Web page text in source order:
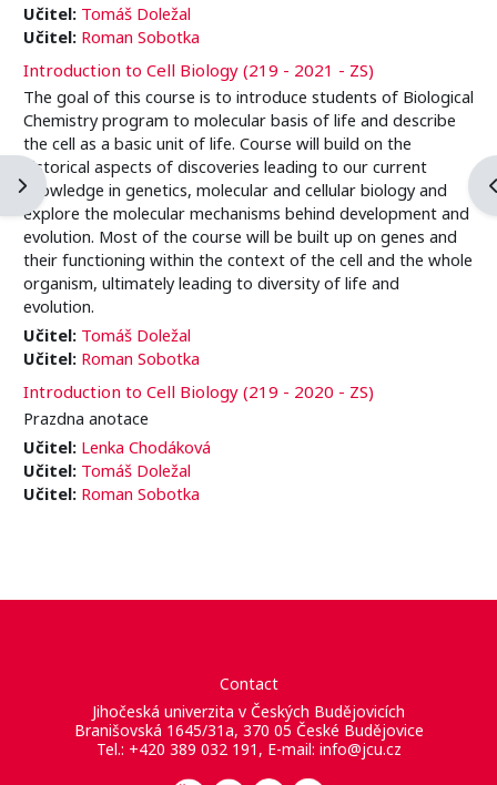
Blockleiste öffnen
Učitel: Tomáš Doležal
Učitel: Roman Sobotka
Introduction to Cell Biology (219 - 2021 - ZS)
The goal of this course is to introduce students of Biological
Chemistry program to molecular basis of life and describe
the cell as a basic unit of life. Course will build on the
historical aspects of discoveries leading to our current
knowledge in genetics, molecular and cellular biology and
explore the molecular mechanisms behind development and
evolution. Most of the course will be built up on genes and
their functioning within the context of the cell and the whole
organism, ultimately leading to diversity of life and
evolution.
Učitel: Tomáš Doležal
Učitel: Roman Sobotka
Introduction to Cell Biology (219 - 2020 - ZS)
Prazdna anotace
Učitel: Lenka Chodáková
Učitel: Tomáš Doležal
Učitel: Roman Sobotka
Contact
Jihočeská univerzita v Českých Budějovicích
Branišovská 1645/31a, 370 05 České Budějovice
Tel.: +420 389 032 191, E-mail: info@jcu.cz